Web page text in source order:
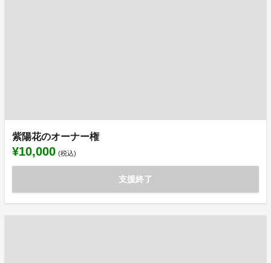
紫陽花のオーナー権
¥10,000 (税込)
支援終了